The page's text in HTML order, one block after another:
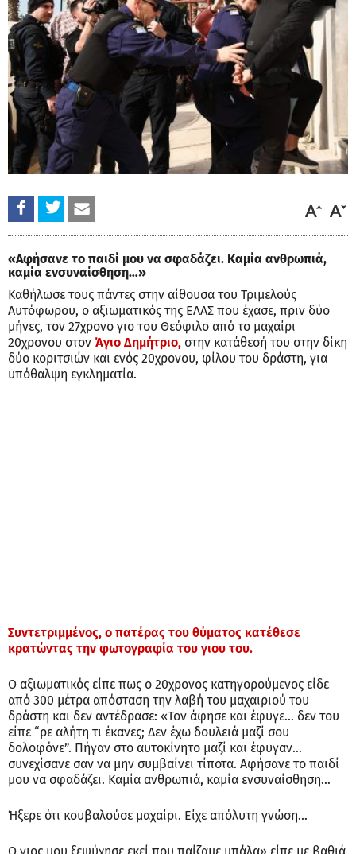
«Αφήσανε το παιδί μου να σφαδάζει. Καμία ανθρωπιά,
καμία ενσυναίσθηση…»
Καθήλωσε τους πάντες στην αίθουσα του Τριμελούς
Αυτόφωρου, ο αξιωματικός της ΕΛΑΣ που έχασε, πριν δύο
μήνες, τον 27χρονο γιο του Θεόφιλο από το μαχαίρι
20χρονου στον Άγιο Δημήτριο, στην κατάθεσή του στην δίκη
δύο κοριτσιών και ενός 20χρονου, φίλου του δράστη, για
υπόθαλψη εγκληματία.
Συντετριμμένος, ο πατέρας του θύματος κατέθεσε
κρατώντας την φωτογραφία του γιου του.
Ο αξιωματικός είπε πως ο 20χρονος κατηγορούμενος είδε
από 300 μέτρα απόσταση την λαβή του μαχαιριού του
δράστη και δεν αντέδρασε: «Τον άφησε και έφυγε… δεν του
είπε “ρε αλήτη τι έκανες; Δεν έχω δουλειά μαζί σου
δολοφόνε”. Πήγαν στο αυτοκίνητο μαζί και έφυγαν…
συνεχίσανε σαν να μην συμβαίνει τίποτα. Αφήσανε το παιδί
μου να σφαδάζει. Καμία ανθρωπιά, καμία ενσυναίσθηση…
Ήξερε ότι κουβαλούσε μαχαίρι. Είχε απόλυτη γνώση…